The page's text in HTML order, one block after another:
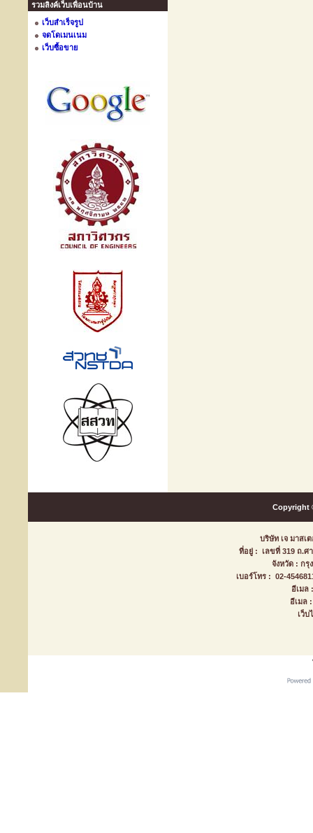
รวมลิงค์เว็บเพื่อนบ้าน
เว็บสำเร็จรูป
จดโดเมนเนม
เว็บซื้อขาย
Copyright
บริษัท เจ มาสเ
ที่อยู่ : เลขที่ 319 ถ.ศ
จังหวัด : ก
เบอร์โทร : 02-
อีเมล
อีเมล
เว็